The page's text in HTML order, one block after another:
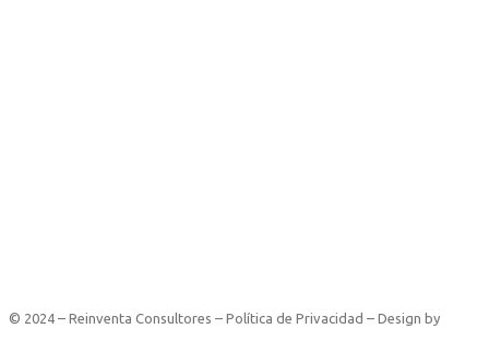
© 2024 – Reinventa Consultores – Política de Privacidad – Design by